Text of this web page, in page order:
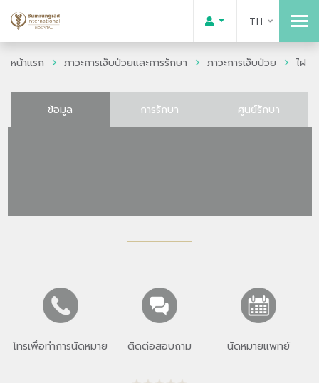
TH
หน้าแรก ภาวะการเจ็บป่วยและการรักษา ภาวะการเจ็บป่วย ไฝ
ข้อมูล การรักษา ศูนย์รักษา
โทรเพื่อทำการนัดหมาย ติดต่อสอบถาม นัดหมายแพทย์